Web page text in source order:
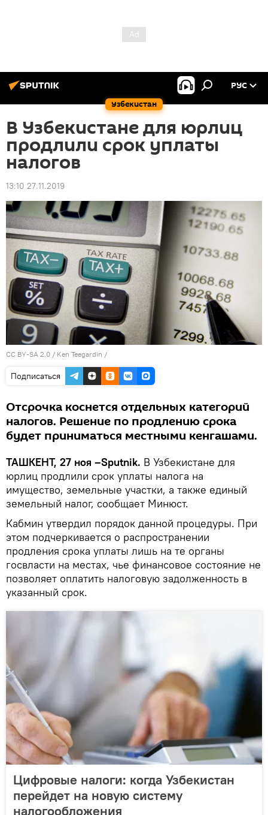
Узбекистан
РУС
В Узбекистане для юрлиц
продлили срок уплаты
налогов
13:10 27.11.2019
CC BY-SA 2.0 / Ken Teegardin /
Подписаться
Отсрочка коснется отдельных категорий
налогов. Решение по продлению срока
будет приниматься местными кенгашами.
ТАШКЕНТ, 27 ноя –Sputnik. В Узбекистане для
юрлиц продлили срок уплаты налога на
имущество, земельные участки, а также единый
земельный налог, сообщает Минюст.
Кабмин утвердил порядок данной процедуры. При
этом подчеркивается о распространении
продления срока уплаты лишь на те органы
госвласти на местах, чье финансовое состояние не
позволяет оплатить налоговую задолженность в
указанный срок.
Цифровые налоги: когда Узбекистан
перейдет на новую систему
налогообложения